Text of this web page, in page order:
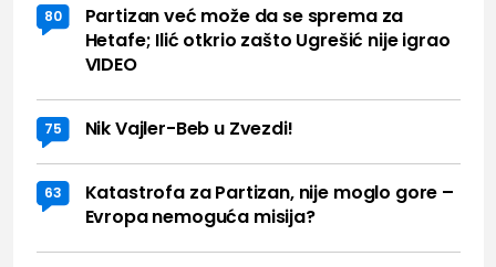
80
Partizan već može da se sprema za
Hetafe; Ilić otkrio zašto Ugrešić nije igrao
VIDEO
75 Nik Vajler-Beb u Zvezdi!
63
Katastrofa za Partizan, nije moglo gore –
Evropa nemoguća misija?